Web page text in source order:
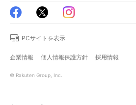
PCサイトを表示
企業情報 個人情報保護方針 採用情報
© Rakuten Group, Inc.